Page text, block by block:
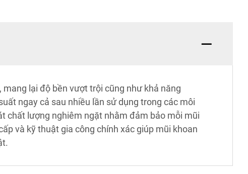
lại độ bền vượt trội cũng như khả năng
ngay cả sau nhiều lần sử dụng trong các môi
chất lượng nghiêm ngặt nhằm đảm bảo mỗi mũi
và kỹ thuật gia công chính xác giúp mũi khoan